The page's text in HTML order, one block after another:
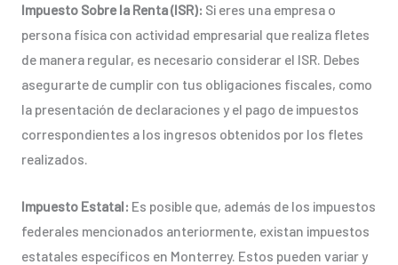
Impuesto Sobre la Renta (ISR): Si eres una empresa o
persona física con actividad empresarial que realiza fletes
de manera regular, es necesario considerar el ISR. Debes
asegurarte de cumplir con tus obligaciones fiscales, como
la presentación de declaraciones y el pago de impuestos
correspondientes a los ingresos obtenidos por los fletes
realizados.
Impuesto Estatal: Es posible que, además de los impuestos
federales mencionados anteriormente, existan impuestos
estatales específicos en Monterrey. Estos pueden variar y